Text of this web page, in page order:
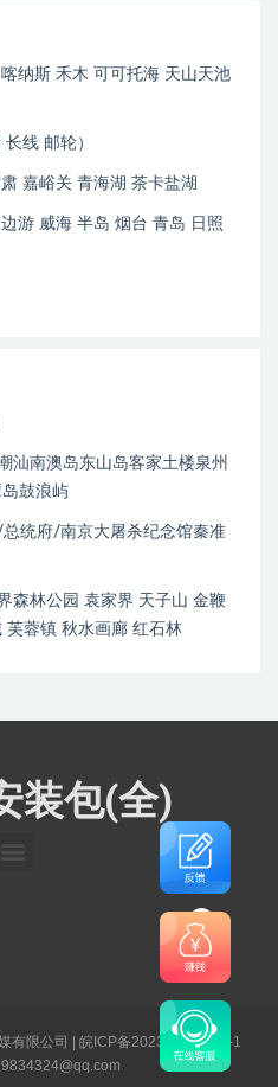
纳斯 禾木 可可托海 天山天池
线 邮轮）
嘉峪关 青海湖 茶卡盐湖
游 威海 半岛 烟台 青岛 日照
汕南澳岛东山岛客家土楼泉州
鼓浪屿
统府/南京大屠杀纪念馆秦准
森林公园 袁家界 天子山 金鞭
芙蓉镇 秋水画廊 红石林
装包(全)
有限公司 | 皖ICP备2023003141号-1